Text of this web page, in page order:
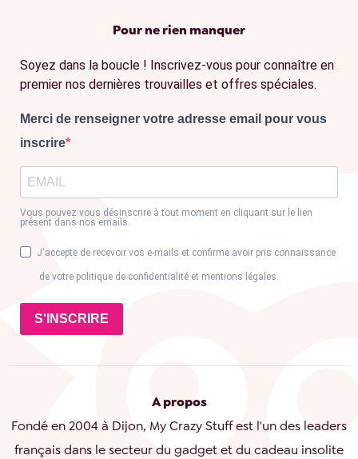
Pour ne rien manquer
Soyez dans la boucle ! Inscrivez-vous pour connaître en
premier nos dernières trouvailles et offres spéciales.
Merci de renseigner votre adresse email pour vous
inscrire
Vous pouvez vous désinscrire à tout moment en cliquant sur le lien
présent dans nos emails.
J'accepte de recevoir vos e-mails et confirme avoir pris connaissance
de votre politique de confidentialité et mentions légales.
S'INSCRIRE
A propos
Fondé en 2004 à Dijon, My Crazy Stuff est l'un des leaders
français dans le secteur du gadget et du cadeau insolite